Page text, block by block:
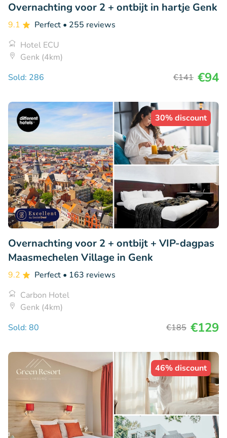
Overnachting voor 2 + ontbijt in hartje Genk
9.1 Perfect • 255 reviews
Hotel ECU
Genk (4km)
Sold: 286
€141 €94
30% discount
Overnachting voor 2 + ontbijt + VIP-dagpas
Maasmechelen Village in Genk
9.2 Perfect • 163 reviews
Carbon Hotel
Genk (4km)
Sold: 80
€185 €129
46% discount